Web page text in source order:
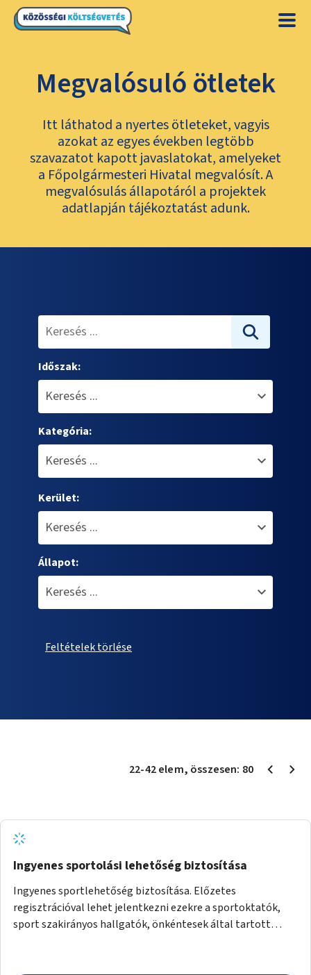
Megvalósuló ötletek
Itt láthatod a nyertes ötleteket, vagyis
azokat az egyes években legtöbb
szavazatot kapott javaslatokat, amelyeket
a Főpolgármesteri Hivatal megvalósít. A
megvalósulás állapotáról a projektek
adatlapján tájékoztatást adunk.
Időszak:
Kategória:
Kerület:
Állapot:
Feltételek törlése
22-42elem, összesen: 80
Ingyenes sportolási lehetőség biztosítása
Ingyenes sportlehetőség biztosítása. Előzetes
regisztrációval lehet jelentkezni ezekre a sportoktatók,
sport szakirányos hallgatók, önkéntesek által tartott